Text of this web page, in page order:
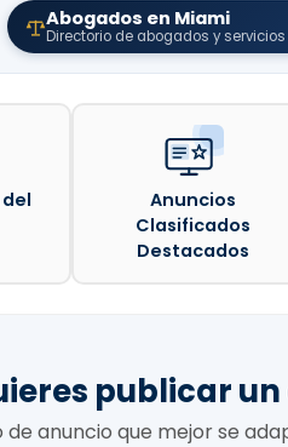
Abogados en Miami
Directorio de abogados y
Anuncios
Clasificados
Destacados
publicar
de anuncio que mejor se